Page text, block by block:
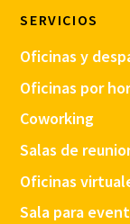
SERVICIOS
Oficinas y
Oficinas por
Coworking
Salas de
Oficinas
Sala para